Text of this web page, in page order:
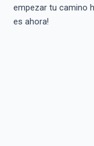
empezar tu camino
es ahora!